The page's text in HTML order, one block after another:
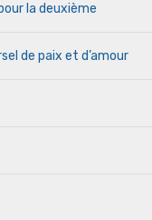
la deuxième
de paix et d’amour